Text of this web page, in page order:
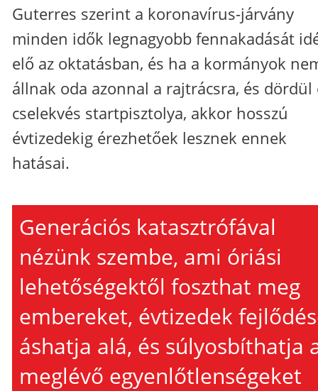
Guterres szerint a koronavírus-járvány
minden idők legnagyobb fennakadását
elő az oktatásban, és ha a kormányok
állnak oda azonnal a rajtrácsra, és dördül
cselekvés startpisztolya, akkor hosszú
évtizedekig érezhetőek lesznek ennek
hatásai.
Generációs katasztrófával
nézünk szembe, ami óriási
lehetőségektől foszthat meg
embereket, évtizedek
áshatja alá, és súlyosbíthatja
meglévő egyenlőtlenségeket